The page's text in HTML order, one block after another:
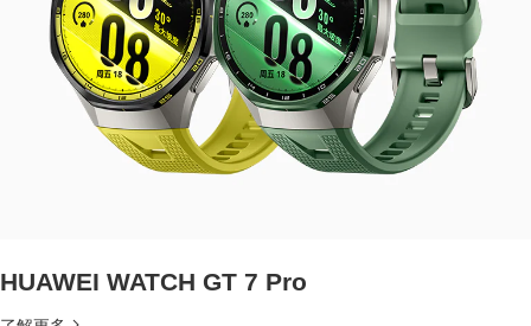
HUAWEI WATCH GT 7 Pro